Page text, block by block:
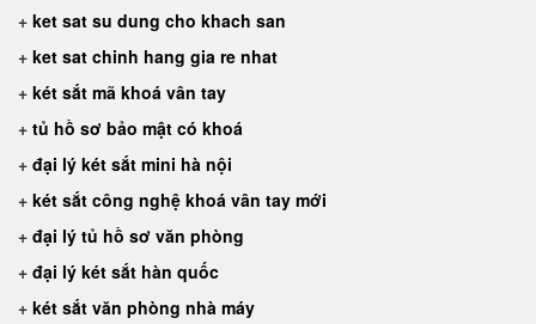
+ ket sat su dung cho khach san
+ ket sat chinh hang gia re nhat
+ két sắt mã khoá vân tay
+ tủ hồ sơ bảo mật có khoá
+ đại lý két sắt mini hà nội
+ két sắt công nghệ khoá vân tay mới
+ đại lý tủ hồ sơ văn phòng
+ đại lý két sắt hàn quốc
+ két sắt văn phòng nhà máy